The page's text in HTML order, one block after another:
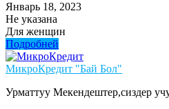
Январь 18, 2023
Не указана
Для женщин
Подробней
МикроКредит "Бай Бол"
Урматтуу Мекендештер,сиздер